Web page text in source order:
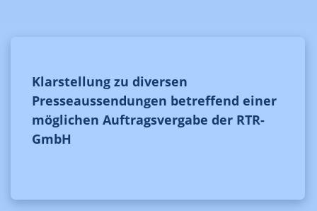
Klarstellung zu diversen
Presseaussendungen betreffend einer
möglichen Auftragsvergabe der RTR-
GmbH